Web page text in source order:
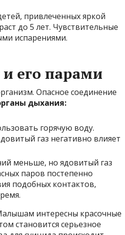
привлеченных яркой
до 5 лет. Чувствительные
испарениями.
его парами
Опасное соединение
дыхания:
горячую воду.
газ негативно влияет
меньше, но ядовитый газ
паров постепенно
подобных контактов,
интересны красочные
становится серьезное